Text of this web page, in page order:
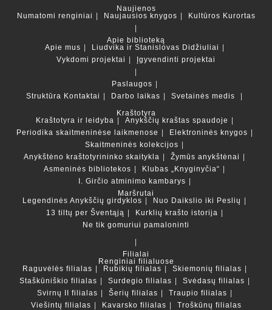
Naujienos
Numatomi renginiai
Naujausios knygos Kultūros Kurortas
Apie biblioteką
Apie mus
Liudvika ir Stanislovas Didžiuliai
Vykdomi projektai
Įgyvendinti projektai
Paslaugos
Struktūra Kontaktai Darbo laikas
Svetainės medis
Kraštotyra
Kraštotyra ir leidyba
Anykščių kraštas spaudoje
Periodika skaitmeninėse laikmenose
Elektroninės knygos
Skaitmeninės kolekcijos
Anykštėno kraštotyrininko skaitykla
Žymūs anykštėnai
Asmeninės bibliotekos
Klubas „Knyginyčia“
I. Girčio atminimo kambarys
Maršrutai
Legendinės Anykščių girdyklos
Nuo Daikslio iki Peslių
13 tiltų per Šventąją
Kurklių krašto istorija
Ne tik gomuriui pamaloninti
Filialai
Renginiai filialuose
Raguvėlės filialas
Rubikių filialas
Skiemonių filialas
Staškūniškio filialas
Surdegio filialas
Svėdasų filialas
Svirnų II filialas
Šerių filialas
Traupio filialas
Viešintų filialas
Kavarsko filialas Troškūnų filialas